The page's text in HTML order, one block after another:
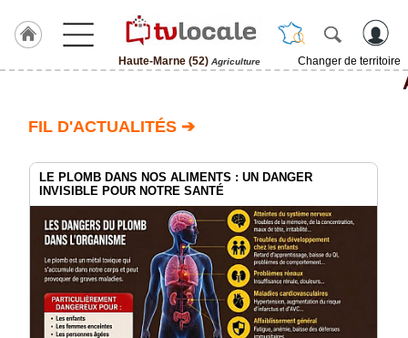
Haute-Marne (52) Agriculture
Changer de territoire
Haute-
TvLocale
Accueil
RUBRIQUES
FIL D'ACTUALITÉS ➔
LE PLOMB DANS NOS ALIMENTS : UN DANGER
INVISIBLE POUR NOTRE SANTÉ